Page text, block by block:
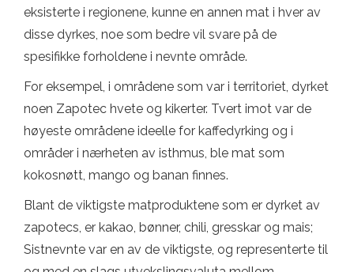
eksisterte i regionene, kunne en annen mat i hver av
disse dyrkes, noe som bedre vil svare på de
spesifikke forholdene i nevnte område.
For eksempel, i områdene som var i territoriet, dyrket
noen Zapotec hvete og kikerter. Tvert imot var de
høyeste områdene ideelle for kaffedyrking og i
områder i nærheten av isthmus, ble mat som
kokosnøtt, mango og banan finnes.
Blant de viktigste matproduktene som er dyrket av
zapotecs, er kakao, bønner, chili, gresskar og mais;
Sistnevnte var en av de viktigste, og representerte til